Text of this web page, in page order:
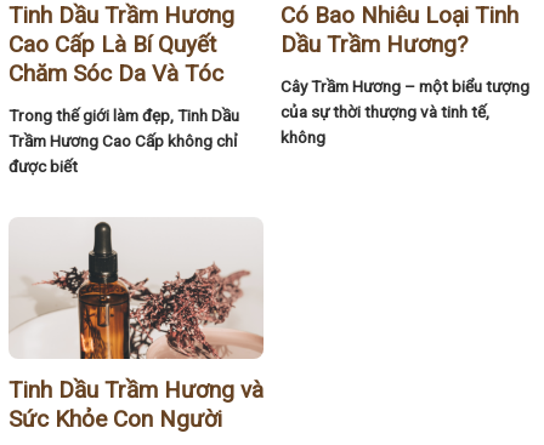
Tinh Dầu Trầm Hương
Cao Cấp Là Bí Quyết
Chăm Sóc Da Và Tóc
Trong thế giới làm đẹp, Tinh Dầu
Trầm Hương Cao Cấp không chỉ
được biết
Có Bao Nhiêu Loại Tinh
Dầu Trầm Hương?
Cây Trầm Hương – một biểu tượng
của sự thời thượng và tinh tế,
không
Tinh Dầu Trầm Hương và
Sức Khỏe Con Người